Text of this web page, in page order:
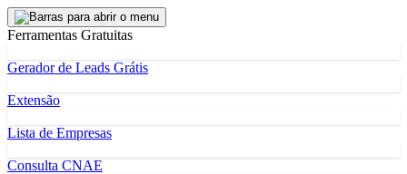
Ferramentas Gratuitas
Gerador de Leads Grátis
Extensão
Lista de Empresas
Consulta CNAE